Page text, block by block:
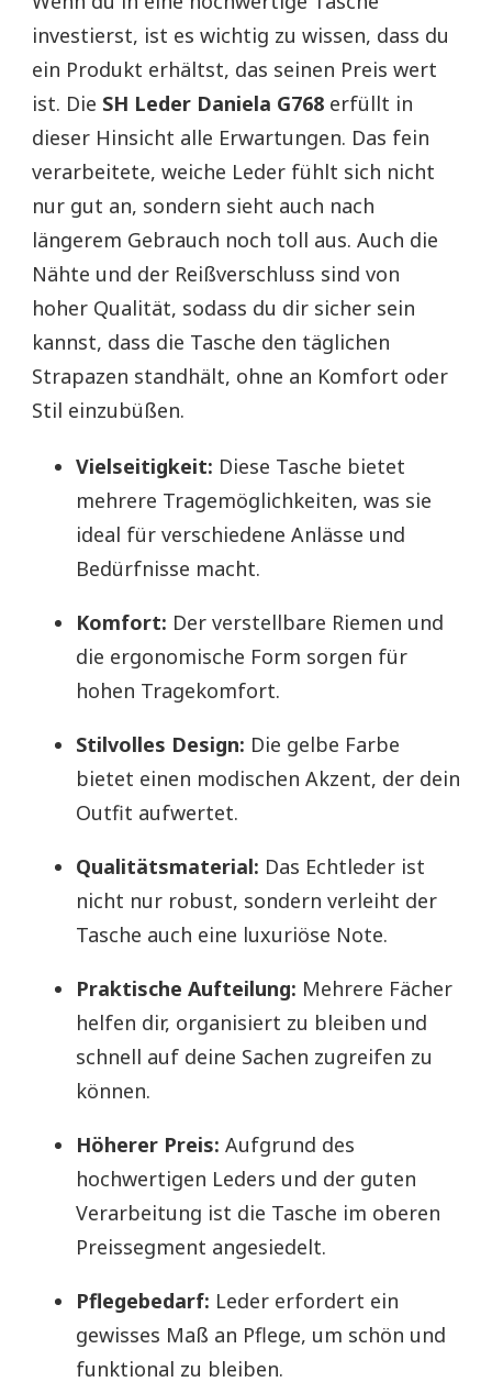
investierst, ist es wichtig zu wissen, dass du
ein Produkt erhältst, das seinen Preis wert
ist. Die SH Leder Daniela G768 erfüllt in
dieser Hinsicht alle Erwartungen. Das fein
verarbeitete, weiche Leder fühlt sich nicht
nur gut an, sondern sieht auch nach
längerem Gebrauch noch toll aus. Auch die
Nähte und der Reißverschluss sind von
hoher Qualität, sodass du dir sicher sein
kannst, dass die Tasche den täglichen
Strapazen standhält, ohne an Komfort oder
Stil einzubüßen.
Vielseitigkeit: Diese Tasche bietet
mehrere Tragemöglichkeiten, was sie
ideal für verschiedene Anlässe und
Bedürfnisse macht.
Komfort: Der verstellbare Riemen und
die ergonomische Form sorgen für
hohen Tragekomfort.
Stilvolles Design: Die gelbe Farbe
bietet einen modischen Akzent, der dein
Outfit aufwertet.
Qualitätsmaterial: Das Echtleder ist
nicht nur robust, sondern verleiht der
Tasche auch eine luxuriöse Note.
Praktische Aufteilung: Mehrere Fächer
helfen dir, organisiert zu bleiben und
schnell auf deine Sachen zugreifen zu
können.
Höherer Preis: Aufgrund des
hochwertigen Leders und der guten
Verarbeitung ist die Tasche im oberen
Preissegment angesiedelt.
Pflegebedarf: Leder erfordert ein
gewisses Maß an Pflege, um schön und
funktional zu bleiben.